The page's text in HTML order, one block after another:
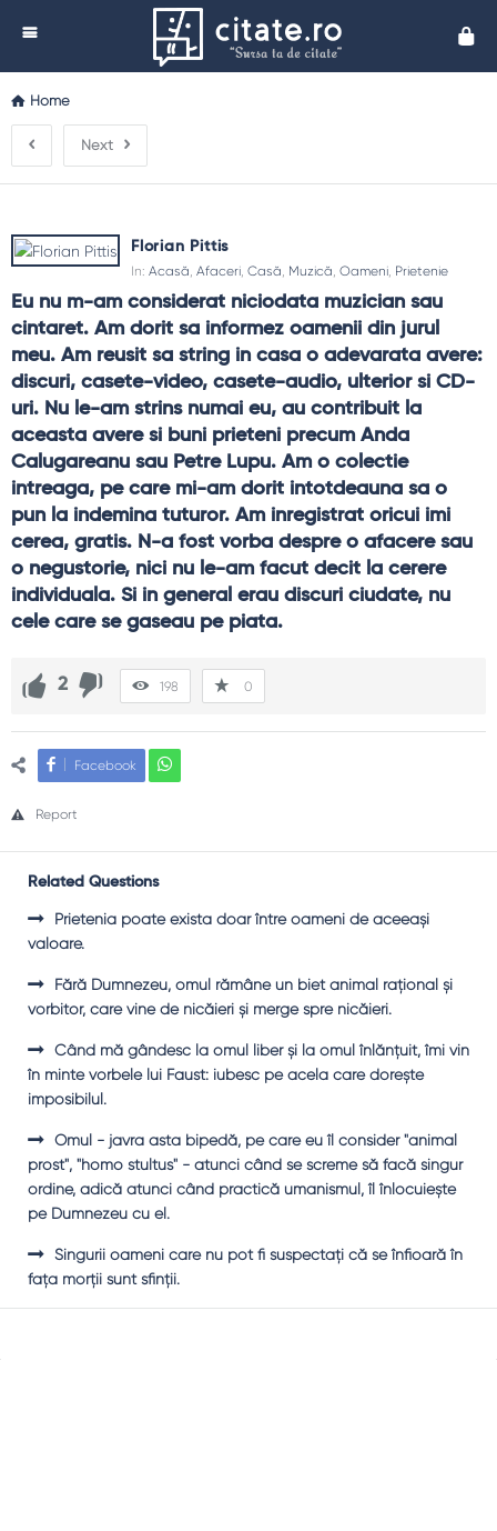
Home
Next
Florian Pittis
In: Acasă, Afaceri, Casă, Muzică, Oameni, Prietenie
Eu nu m-am considerat niciodata muzician sau
cintaret. Am dorit sa informez oamenii din jurul
meu. Am reusit sa string in casa o adevarata avere:
discuri, casete-video, casete-audio, ulterior si CD-
uri. Nu le-am strins numai eu, au contribuit la
aceasta avere si buni prieteni precum Anda
Calugareanu sau Petre Lupu. Am o colectie
intreaga, pe care mi-am dorit intotdeauna sa o
pun la indemina tuturor. Am inregistrat oricui imi
cerea, gratis. N-a fost vorba despre o afacere sau
o negustorie, nici nu le-am facut decit la cerere
individuala. Si in general erau discuri ciudate, nu
cele care se gaseau pe piata.
2 198 0
Facebook
Report
Related Questions
Prietenia poate exista doar între oameni de aceeaşi
valoare.
Fără Dumnezeu, omul rămâne un biet animal raţional şi
vorbitor, care vine de nicăieri şi merge spre nicăieri.
Când mă gândesc la omul liber şi la omul înlănţuit, îmi vin
în minte vorbele lui Faust: iubesc pe acela care doreşte
imposibilul.
Omul - javra asta bipedă, pe care eu îl consider "animal
prost", "homo stultus" - atunci când se screme să facă singur
ordine, adică atunci când practică umanismul, îl înlocuieşte
pe Dumnezeu cu el.
Singurii oameni care nu pot fi suspectaţi că se înfioară în
faţa morţii sunt sfinţii.